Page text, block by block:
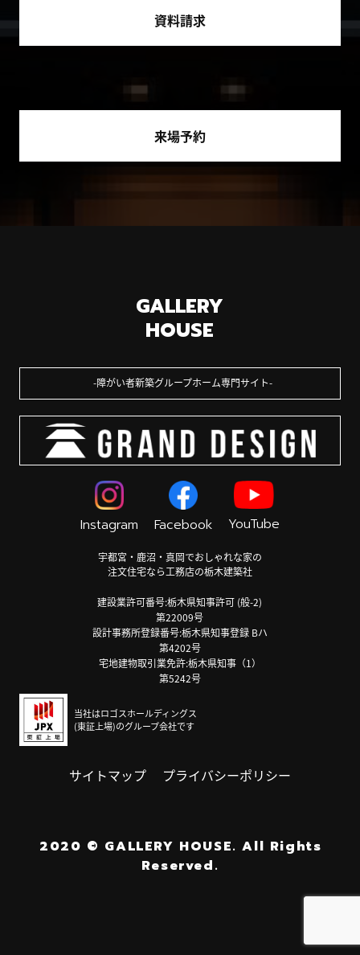
資料請求
来場予約
GALLERY
HOUSE
障がい者新築グループホーム専門サイト
Instagram Facebook YouTube
宇都宮・鹿沼・真岡でおしゃれな家の
注文住宅なら工務店の栃木建築社
建設業許可番号:栃木県知事許可 (般-2)
第22009号
設計事務所登録番号:栃木県知事登録 Bハ
第4202号
宅地建物取引業免許:栃木県知事（1）
第5242号
当社はロゴスホールディングス
(東証上場)のグループ会社です
サイトマップ プライバシーポリシー
2020 © GALLERY HOUSE. All Rights
Reserved.